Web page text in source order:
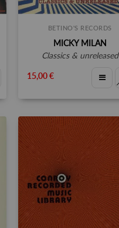
BETINO'S RECORDS
MICKY MILAN
classics & unreleased
15,00 €